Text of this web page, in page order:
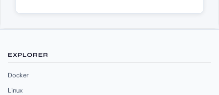
EXPLORER
Docker
Linux